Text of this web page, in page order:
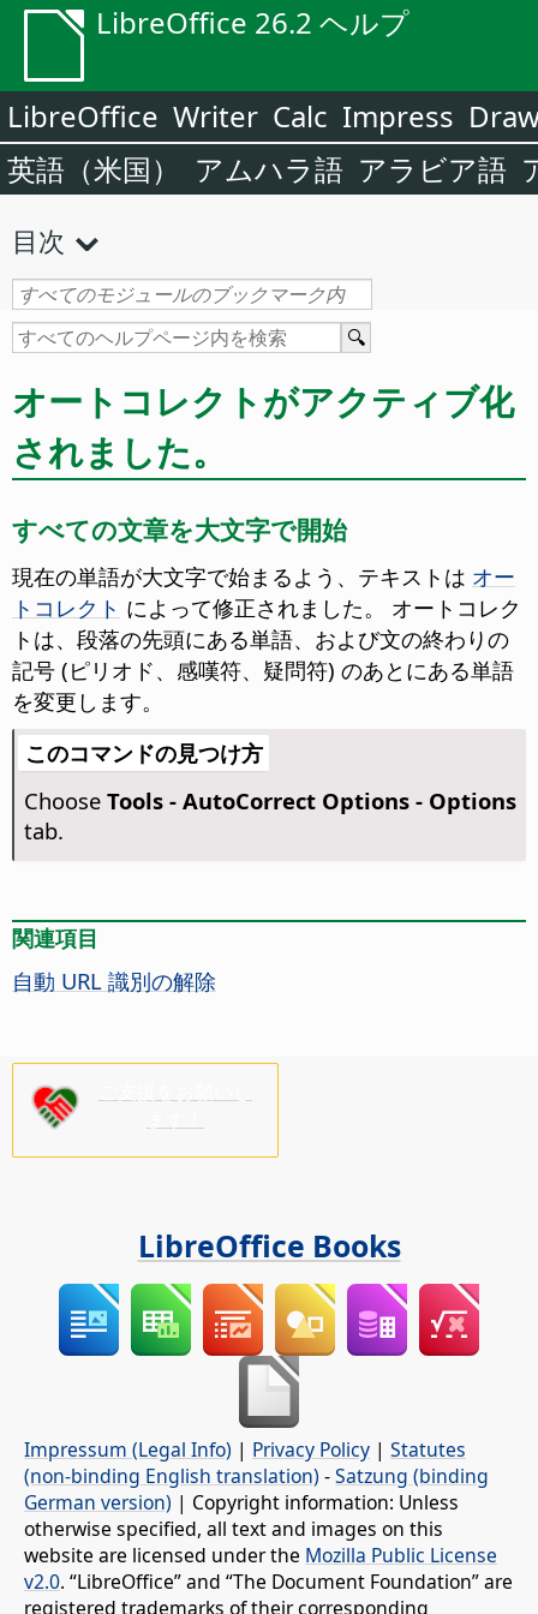
LibreOffice 26.2 ヘルプ
LibreOffice Writer Calc Impress
英語（米国）
アムハラ語 アラビア語
目次
オートコレクトがアクティブ化
されました。
すべての文章を大文字で開始
現在の単語が大文字で始まるよう、テキストは オー
トコレクト によって修正されました。 オートコレク
トは、段落の先頭にある単語、および文の終わりの
記号 (ピリオド、感嘆符、疑問符) のあとにある単語
を変更します。
このコマンドの見つけ方
Choose Tools - AutoCorrect Options - Options
tab.
関連項目
自動 URL 識別の解除
LibreOffice Books
Impressum (Legal Info) | Privacy Policy | Statutes
(non-binding English translation) -Satzung (binding
German version) | Copyright information: Unless
otherwise specified, all text and images on this
website are licensed under the Mozilla Public License
v2.0. “LibreOffice” and “The Document Foundation” are
registered trademarks of their corresponding